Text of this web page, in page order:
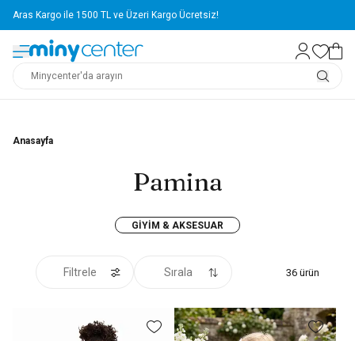
Yapı Kredi Kartlarına Vade Farksız 4 Taksit Avantajı!
Anasayfa
Pamina
GIYIM & AKSESUAR
Filtrele Sırala 36 ürün